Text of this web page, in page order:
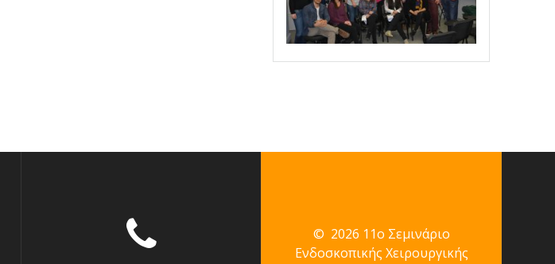
© 2026 11ο Σεμινάριο
Ενδοσκοπικής Χειρουργικής